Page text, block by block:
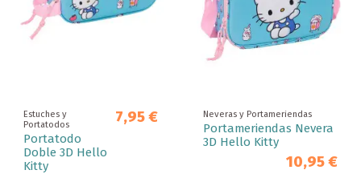
Estuches y
Portatodos
Portatodo
Doble 3D Hello
Kitty
7,95 € Neveras y Portameriendas
Portameriendas Nevera
3D Hello Kitty
10,95 €